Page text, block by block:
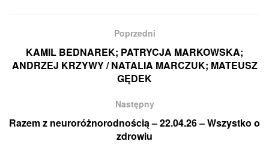
Poprzedni
KAMIL BEDNAREK; PATRYCJA MARKOWSKA;
ANDRZEJ KRZYWY / NATALIA MARCZUK; MATEUSZ
GĘDEK
Następny
Razem z neuroróżnorodnością – 22.04.26 – Wszystko o
zdrowiu